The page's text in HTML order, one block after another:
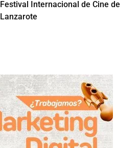
Festival Internacional de Cine de
Lanzarote